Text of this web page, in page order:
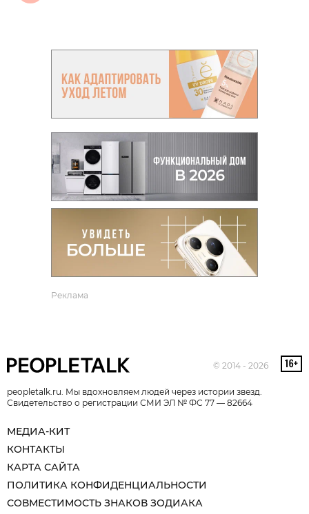
Реклама
© 2014 - 2026
peopletalk.ru. Мы вдохновляем людей через истории звезд.
Свидетельство о регистрации СМИ ЭЛ № ФС 77 — 82664
МЕДИА-КИТ
КОНТАКТЫ
КАРТА САЙТА
ПОЛИТИКА КОНФИДЕНЦИАЛЬНОСТИ
СОВМЕСТИМОСТЬ ЗНАКОВ ЗОДИАКА